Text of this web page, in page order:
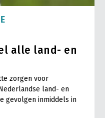
alle land- en
zorgen voor
land- en
gevolgen inmiddels in